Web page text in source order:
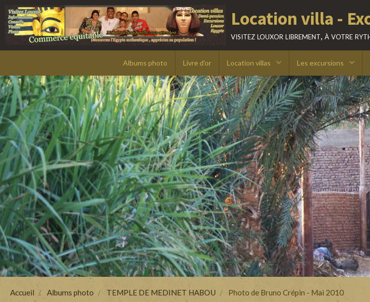
Albums photo Livre d'or Location villas Les excursions
Accueil Albums photo TEMPLE DE MEDINET HABOU Photo de Bruno Crépin - Mai 2010